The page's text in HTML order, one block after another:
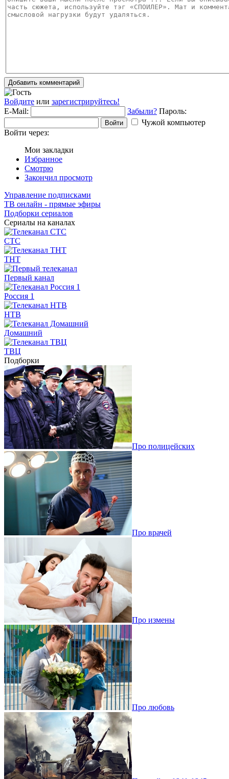
Добавить комментарий
Войдите или зарегистрируйтесь!
E-Mail:
Забыли? Пароль:
Войти
Чужой компьютер
Войти через:
Мои закладки
Избранное
Смотрю
Закончил просмотр
Управление подписками
ТВ онлайн - прямые эфиры
Подборки сериалов
Сериалы на каналах
СТС
ТНТ
Первый канал
Россия 1
НТВ
Домашний
ТВЦ
Подборки
Про полицейских
Про врачей
Про измены
Про любовь